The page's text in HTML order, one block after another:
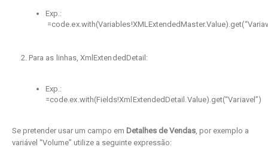
Exp.:
Para as linhas, XmlExtendedDetail:
Exp.:
=code.ex.with(Fields!XmlExtendedDetail.Value).get(“Variavel”)
Se pretender usar um campo em Detalhes de Vendas, por exemplo a
variável “Volume” utilize a seguinte expressão: